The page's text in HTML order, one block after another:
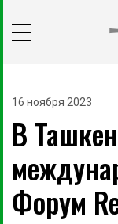
16 ноября 2023
В
Форум